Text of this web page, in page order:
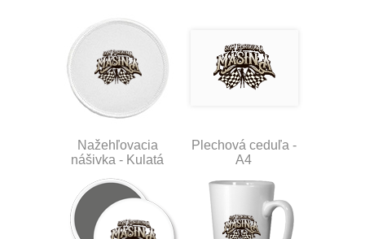
Nažehľovacia
nášivka - Kulatá
Plechová ceduľa -
A4